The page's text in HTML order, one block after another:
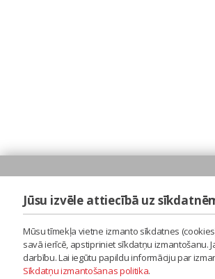
Jūsu izvēle attiecībā uz
Mūsu tīmekļa vietne izmanto sīkdatnes
savā ierīcē, apstipriniet sīkdatņu izmantošanu.
darbību. Lai iegūtu papildu informāciju par
Sīkdatņu izmantošanas politika.